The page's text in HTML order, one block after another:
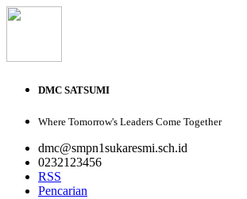
DMC SATSUMI
Where Tomorrow's Leaders Come Together
dmc@smpn1sukaresmi.sch.id
0232123456
RSS
Pencarian